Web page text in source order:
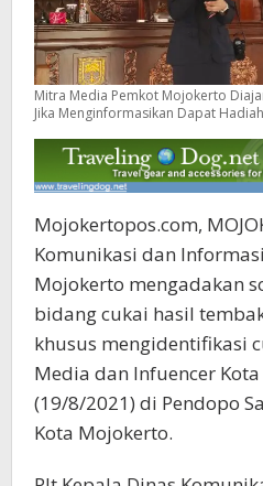
Mitra Media Pemkot Mojokerto
Jika Menginformasikan Dapat Hadiah
Mojokertopos.com,
Komunikasi dan
Mojokerto mengadakan
bidang cukai hasil
khusus mengidentifikasi
Media dan Infuencer
(19/8/2021) di Pendopo
Kota Mojokerto.